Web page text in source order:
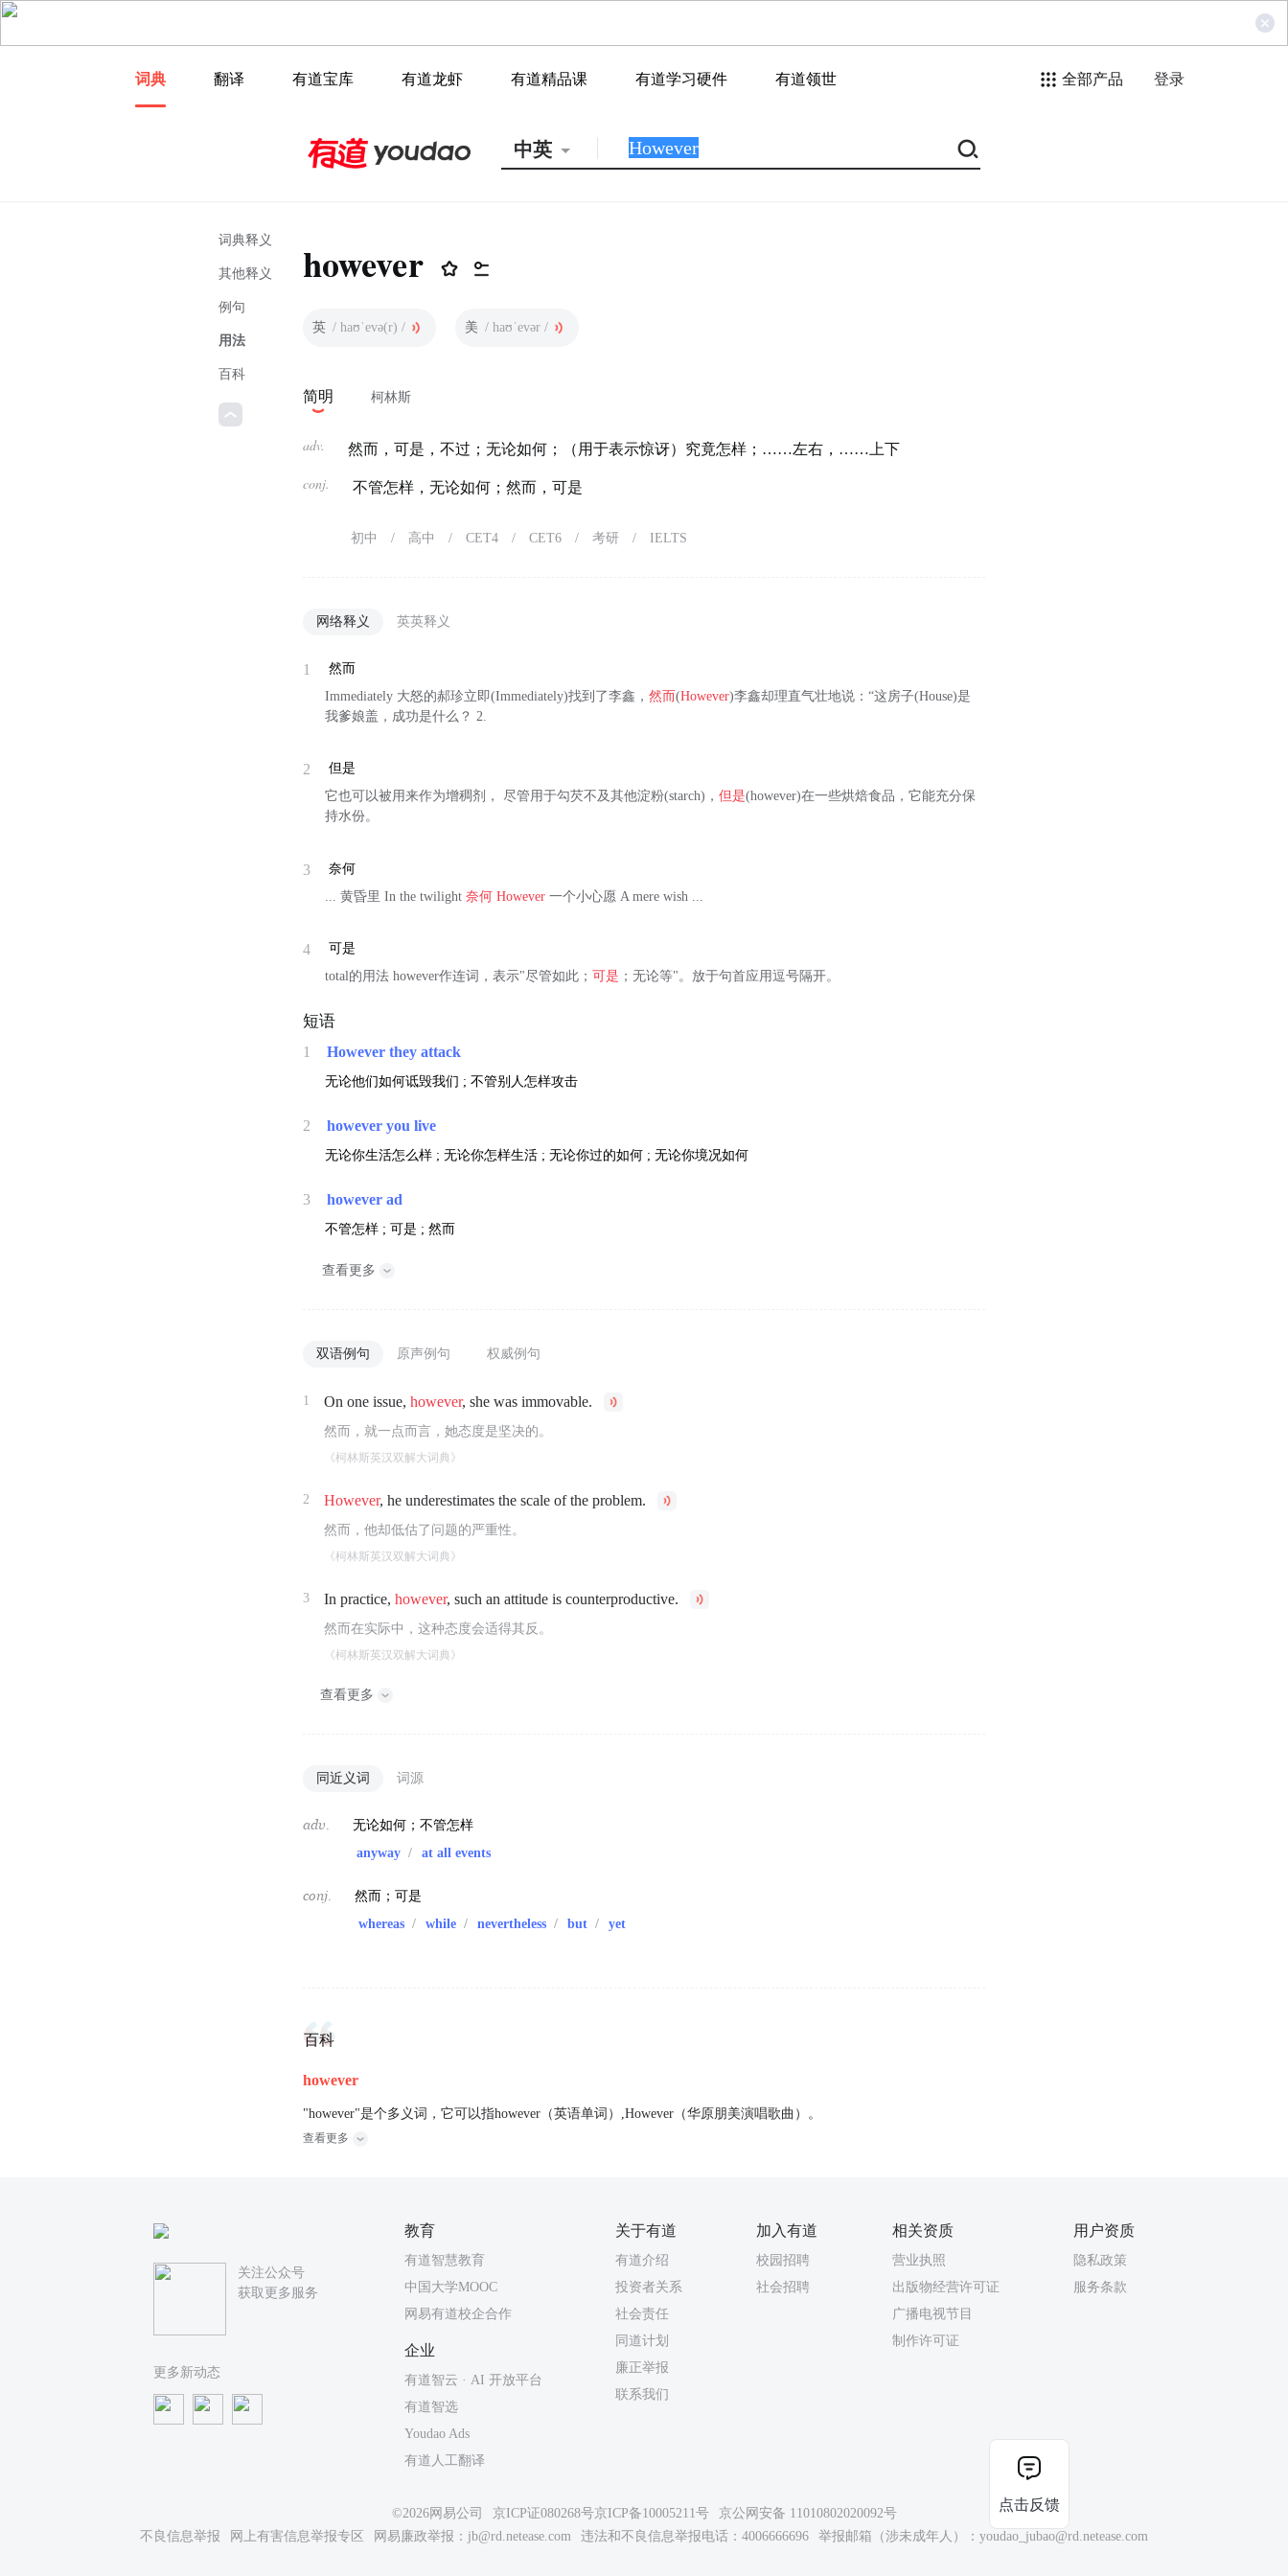
词典 翻译 有道宝库 有道龙虾 有道精品课 有道学习硬件 有道领世 全部产品 登录
中英
词典释义
其他释义
例句
用法
百科
however
英 / haʊˈevə(r) / 美 / haʊˈevər /
简明 柯林斯
adv. 然而，可是，不过；无论如何；（用于表示惊讶）究竟怎样；……左右，……上下
conj. 不管怎样，无论如何；然而，可是
初中 / 高中 / CET4 / CET6 / 考研 / IELTS
网络释义 英英释义
1
然而
Immediately 大怒的郝珍立即(Immediately)找到了李鑫，然而(However)李鑫却理直气壮地说：“这房子(House)是
我爹娘盖，成功是什么？ 2.
2
但是
它也可以被用来作为增稠剂， 尽管用于勾芡不及其他淀粉(starch)，但是(however)在一些烘焙食品，它能充分保
持水份。
3
奈何
... 黄昏里 In the twilight奈何 However 一个小心愿 A mere wish ...
4
可是
total的用法 however作连词，表示"尽管如此；可是 ；无论等"。放于句首应用逗号隔开。
短语
1 However they attack
无论他们如何诋毁我们 ; 不管别人怎样攻击
2 however you live
无论你生活怎么样 ; 无论你怎样生活 ; 无论你过的如何 ; 无论你境况如何
3 however ad
不管怎样 ; 可是 ; 然而
查看更多
双语例句 原声例句 权威例句
1 On one issue,however, she was immovable.
然而，就一点而言，她态度是坚决的。
《柯林斯英汉双解大词典》
2 However, he underestimates the scale of the problem.
然而，他却低估了问题的严重性。
《柯林斯英汉双解大词典》
3 In practice,however, such an attitude is counterproductive.
然而在实际中，这种态度会适得其反。
《柯林斯英汉双解大词典》
查看更多
同近义词 词源
adv.
无论如何；不管怎样
anyway / at all events
conj.
然而；可是
whereas / while / nevertheless / but / yet
百科
however
"however"是个多义词，它可以指however（英语单词）,However（华原朋美演唱歌曲）。
查看更多
关注公众号
获取更多服务
更多新动态
教育
有道智慧教育
中国大学MOOC
网易有道校企合作
关于有道
有道介绍
投资者关系
社会责任
同道计划
廉正举报
联系我们
加入有道
校园招聘
社会招聘
相关资质
营业执照
出版物经营许可证
广播电视节目
制作许可证
用户资质
隐私政策
服务条款
企业
有道智云 · AI 开放平台
有道智选
Youdao Ads
有道人工翻译
©2026网易公司 京ICP证080268号京ICP备10005211号
京公网安备 11010802020092号
不良信息举报
网上有害信息举报专区 网易廉政举报： jb@rd.netease.com 违法和不良信息举报电话：4006666696 举报邮箱（涉未成年人）：youdao_jubao@rd.netease.com
点击反馈